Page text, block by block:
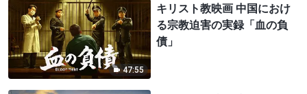
47:55
キリスト教映画 中国におけ
る宗教迫害の実録「血の負
債」